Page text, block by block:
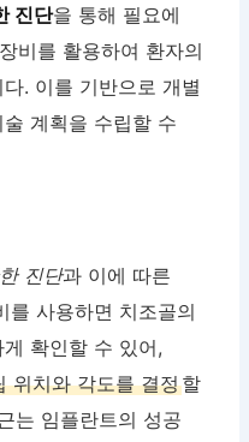
진단을 통해 필요에
비를 활용하여 환자의
. 이를 기반으로 개별
계획을 수립할 수
진단과 이에 따른
를 사용하면 치조골의
확인할 수 있어,
위치와 각도를 결정할
는 임플란트의 성공